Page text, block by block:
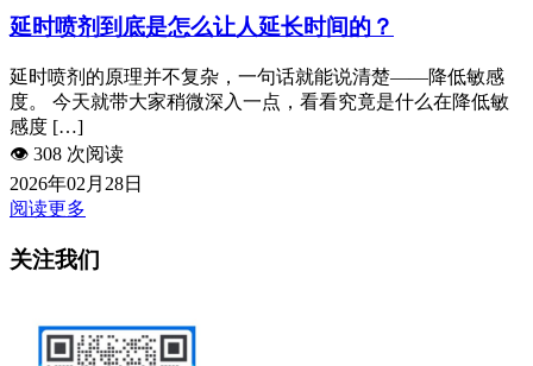
延时喷剂到底是怎么让人延长时间的？
延时喷剂的原理并不复杂，一句话就能说清楚——降低敏感
度。 今天就带大家稍微深入一点，看看究竟是什么在降低敏
感度 […]
👁️ 308 次阅读
2026年02月28日
阅读更多
关注我们